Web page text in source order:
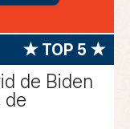
★ TOP 5 ★
de Biden
de